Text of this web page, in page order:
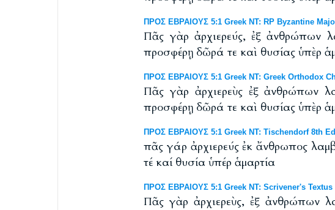
ΠΡΟΣ ΕΒΡΑΙΟΥΣ 5:1 Greek NT: RP Byzantine
Πᾶς γὰρ ἀρχιερεύς, ἐξ ἀνθρώπων
προσφέρῃ δῶρά τε καὶ θυσίας ὑπὲρ
ΠΡΟΣ ΕΒΡΑΙΟΥΣ 5:1 Greek NT: Greek Orthodox
Πᾶς γὰρ ἀρχιερεὺς ἐξ ἀνθρώπων
προσφέρῃ δῶρά τε καὶ θυσίας ὑπὲρ
ΠΡΟΣ ΕΒΡΑΙΟΥΣ 5:1 Greek NT: Tischendorf 8th
πᾶς γάρ ἀρχιερεύς ἐκ ἄνθρωπος
τέ καί θυσία ὑπέρ ἁμαρτία
ΠΡΟΣ ΕΒΡΑΙΟΥΣ 5:1 Greek NT: Scrivener's Textus
Πᾶς γὰρ ἀρχιερεὺς, ἐξ ἀνθρώπων